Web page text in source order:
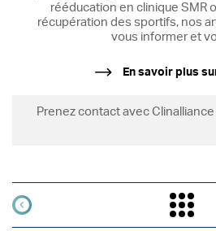
rééducation en clinique SMR
récupération des sportifs, nos
vous informer et
En savoir plus
Prenez contact avec Clinalliance